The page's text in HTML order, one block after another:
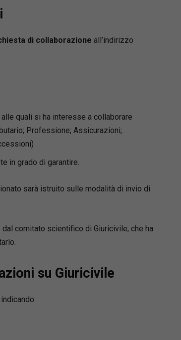
di collaborazione all’indirizzo
quali si ha interesse a collaborare
Professione; Assicurazioni;
in grado di garantire.
sarà istruito sulle modalità di invio di
comitato scientifico di Giuricivile, che ha
su Giuricivile